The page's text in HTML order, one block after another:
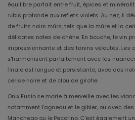
équilibre parfait entre fruit, épices et
rubis profonde aux reflets violets. Au nez, il
de fruits noirs mûrs, tels que la mûre et la
délicates notes de chêne. En bouche, le vin
impressionnante et des tanins veloutés. Les
s'harmonisent parfaitement avec les
finale est longue et persistante, avec des
cerise noire et de clou de girofle.
Onix Fusio se marie à merveille avec les
notamment l'agneau et le gibier, ou avec
Manchego ou le Pecorino. C'est également